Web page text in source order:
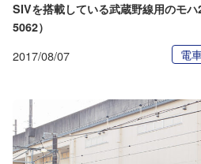
SIVを搭載している武蔵野線用のモ
5062）
2017/08/07 電